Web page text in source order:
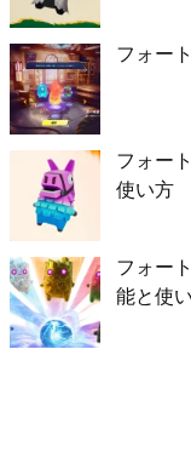
フォー
フォー
使い方
フォー
能と使